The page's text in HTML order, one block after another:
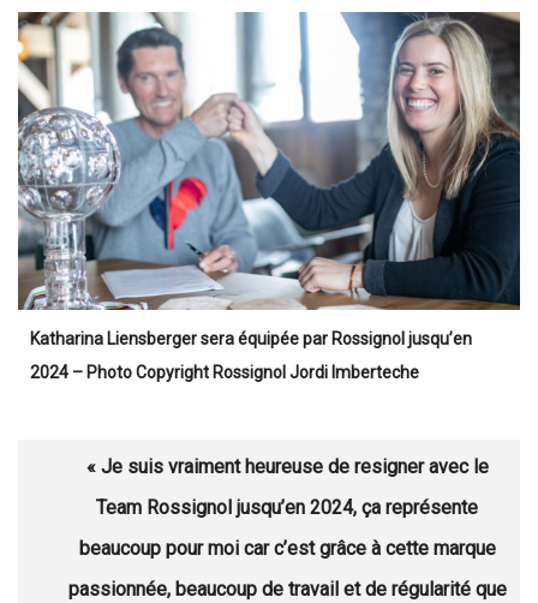
Katharina Liensberger sera équipée par Rossignol jusqu’en
2024 – Photo Copyright Rossignol Jordi Imberteche
« Je suis vraiment heureuse de resigner avec le
Team Rossignol jusqu’en 2024, ça représente
beaucoup pour moi car c’est grâce à cette marque
passionnée, beaucoup de travail et de régularité que